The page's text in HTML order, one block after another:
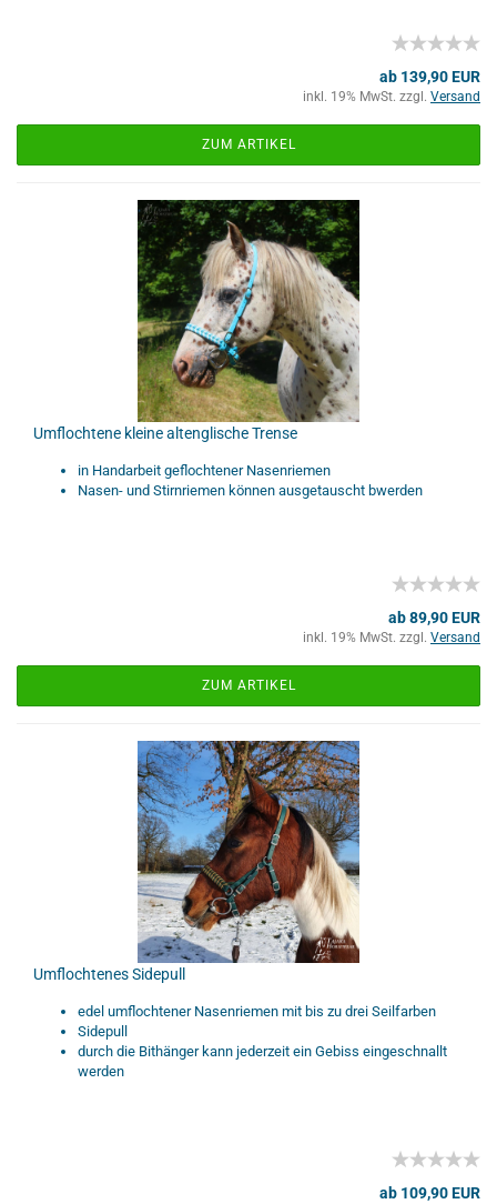
ab 139,90 EUR
inkl. 19% MwSt. zzgl. Versand
ZUM ARTIKEL
Umflochtene kleine altenglische Trense
in Handarbeit geflochtener Nasenriemen
Nasen- und Stirnriemen können ausgetauscht bwerden
ab 89,90 EUR
inkl. 19% MwSt. zzgl. Versand
ZUM ARTIKEL
Umflochtenes Sidepull
edel umflochtener Nasenriemen mit bis zu drei Seilfarben
Sidepull
durch die Bithänger kann jederzeit ein Gebiss eingeschnallt
werden
ab 109,90 EUR